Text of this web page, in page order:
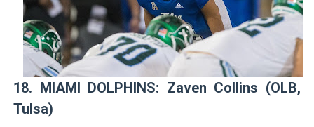
18. MIAMI DOLPHINS: Zaven Collins (OLB,
Tulsa)